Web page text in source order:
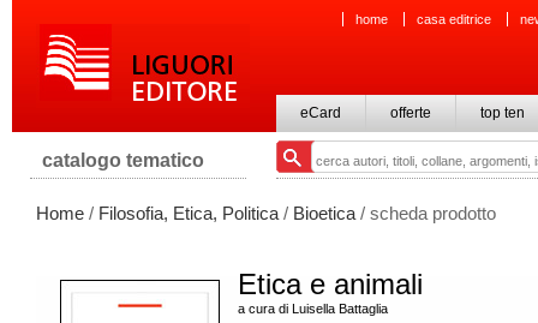
home casa editrice
eCard offerte top ten
catalogo tematico
Home / Filosofia, Etica, Politica / Bioetica / scheda prodotto
Etica e animali
a cura di Luisella Battaglia